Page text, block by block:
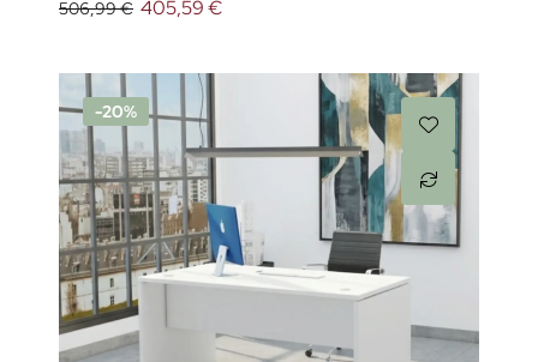
506,99 € 405,59 €
-20%